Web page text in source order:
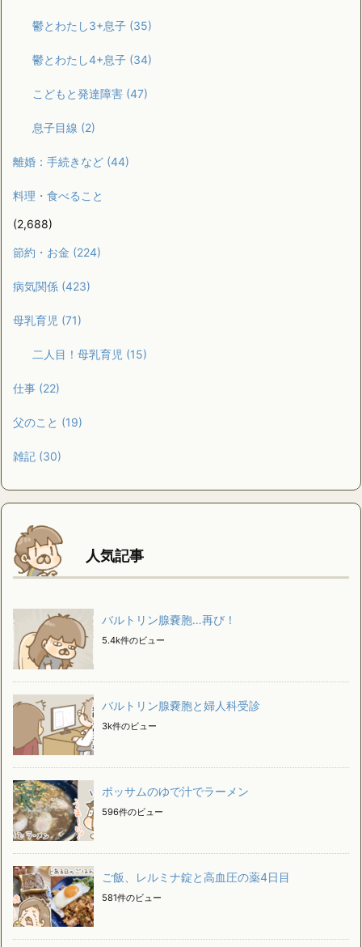
鬱とわたし3+息子 (35)
鬱とわたし4+息子 (34)
こどもと発達障害 (47)
息子目線 (2)
離婚：手続きなど (44)
料理・食べること
(2,688)
節約・お金 (224)
病気関係 (423)
母乳育児 (71)
二人目！母乳育児 (15)
仕事 (22)
父のこと (19)
雑記 (30)
人気記事
バルトリン腺嚢胞…再び！
5.4k件のビュー
バルトリン腺嚢胞と婦人科受診
3k件のビュー
ポッサムのゆで汁でラーメン
596件のビュー
ご飯、レルミナ錠と高血圧の薬4日目
581件のビュー